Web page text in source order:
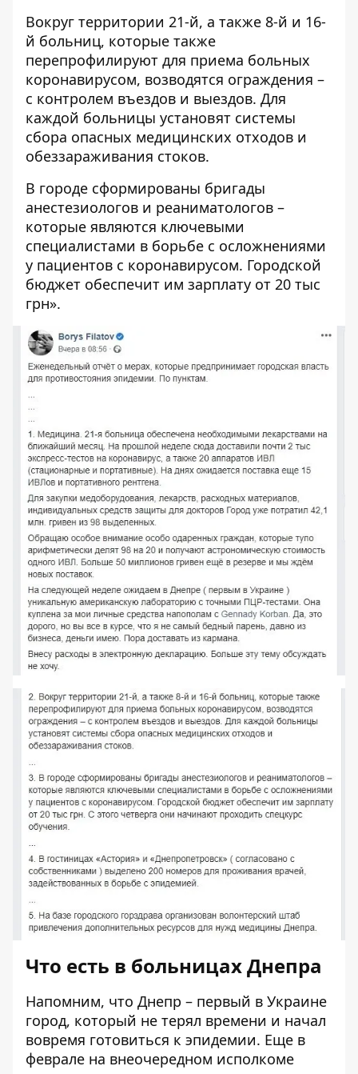
Вокруг территории 21-й, а также 8-й и 16-
й больниц, которые также
перепрофилируют для приема больных
коронавирусом, возводятся ограждения –
с контролем въездов и выездов. Для
каждой больницы установят системы
сбора опасных медицинских отходов и
обеззараживания стоков.
В городе сформированы бригады
анестезиологов и реаниматологов –
которые являются ключевыми
специалистами в борьбе с осложнениями
у пациентов с коронавирусом. Городской
бюджет обеспечит им зарплату от 20 тыс
грн».
Что есть в больницах Днепра
Напомним, что Днепр – первый в Украине
город, который не терял времени и начал
вовремя готовиться к эпидемии. Еще в
феврале на внеочередном исполкоме